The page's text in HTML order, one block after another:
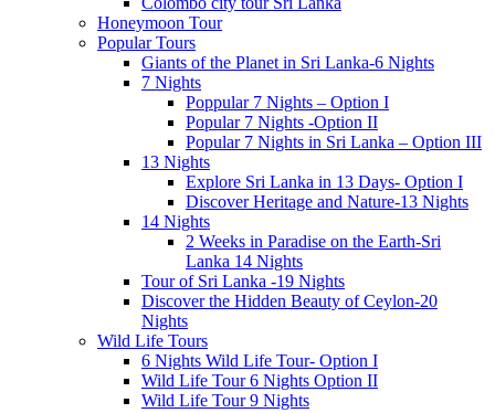
Honeymoon Tour
Popular Tours
Giants of the Planet in Sri Lanka-6 Nights
7 Nights
Poppular 7 Nights – Option I
Popular 7 Nights -Option II
Popular 7 Nights in Sri Lanka – Option III
13 Nights
Explore Sri Lanka in 13 Days- Option I
Discover Heritage and Nature-13 Nights
14 Nights
2 Weeks in Paradise on the Earth-Sri
Lanka 14 Nights
Tour of Sri Lanka -19 Nights
Discover the Hidden Beauty of Ceylon-20
Nights
Wild Life Tours
6 Nights Wild Life Tour- Option I
Wild Life Tour 6 Nights Option II
Wild Life Tour 9 Nights